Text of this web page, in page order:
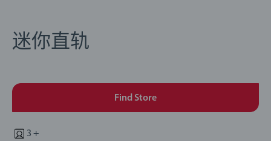
迷你直轨
Find Store
3 +